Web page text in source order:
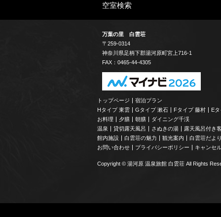
空室検索
万葉の里 白雲荘
〒259-0314
神奈川県足柄下郡湯河原町宮上716-1
FAX：0465-44-4305
トップページ
宿泊プラン
Hタイプ 東雲
Gタイプ 漱石 Fタイプ 藤村
E
お料理
夕膳 朝膳
ダイニング千渓
温泉
貸切露天風呂 さぬきの湯
露天風呂付き
館内施設
白雲荘の魅力 観光案内
白雲荘だよ
お問い合わせ
プライバシーポリシー キャンセ
Copyright © 湯河原 温泉旅館 白雲荘 All Rights